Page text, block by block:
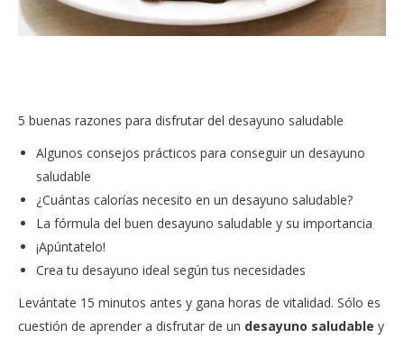
5 buenas razones para disfrutar del desayuno saludable
Algunos consejos prácticos para conseguir un desayuno
saludable
¿Cuántas calorías necesito en un desayuno saludable?
La fórmula del buen desayuno saludable y su importancia
¡Apúntatelo!
Crea tu desayuno ideal según tus necesidades
Levántate 15 minutos antes y gana horas de vitalidad. Sólo es
cuestión de aprender a disfrutar de un desayuno saludable y